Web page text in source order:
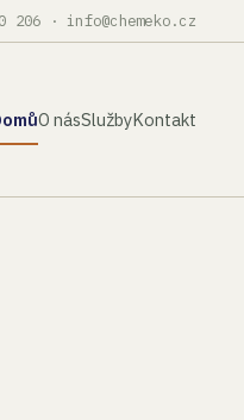
206 · info@chemeko.cz
O násSlužbyKontakt